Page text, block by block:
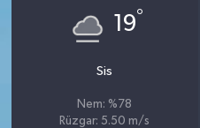
19°
Sis
Nem: %78
Rüzgar: 5.50 m/s